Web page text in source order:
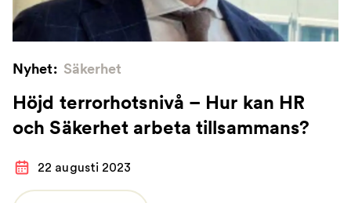
Nyhet: Säkerhet
Höjd terrorhotsnivå – Hur kan HR
och Säkerhet arbeta tillsammans?
22 augusti 2023